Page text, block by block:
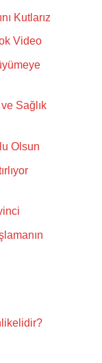
Kutlarız
Video
Sağlık
Olsun